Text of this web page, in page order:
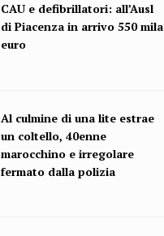
CAU e defibrillatori: all’Ausl
di Piacenza in arrivo 550 mila
euro
Al culmine di una lite estrae
un coltello, 40enne
marocchino e irregolare
fermato dalla polizia